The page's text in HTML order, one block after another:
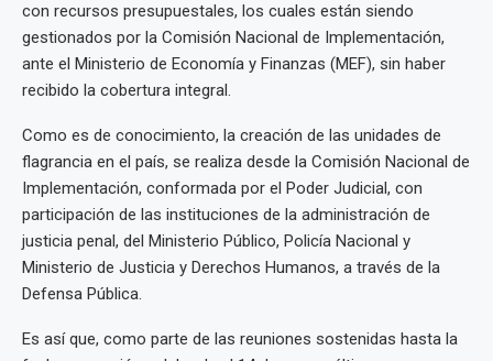
con recursos presupuestales, los cuales están siendo
gestionados por la Comisión Nacional de Implementación,
ante el Ministerio de Economía y Finanzas (MEF), sin haber
recibido la cobertura integral.
Como es de conocimiento, la creación de las unidades de
flagrancia en el país, se realiza desde la Comisión Nacional de
Implementación, conformada por el Poder Judicial, con
participación de las instituciones de la administración de
justicia penal, del Ministerio Público, Policía Nacional y
Ministerio de Justicia y Derechos Humanos, a través de la
Defensa Pública.
Es así que, como parte de las reuniones sostenidas hasta la